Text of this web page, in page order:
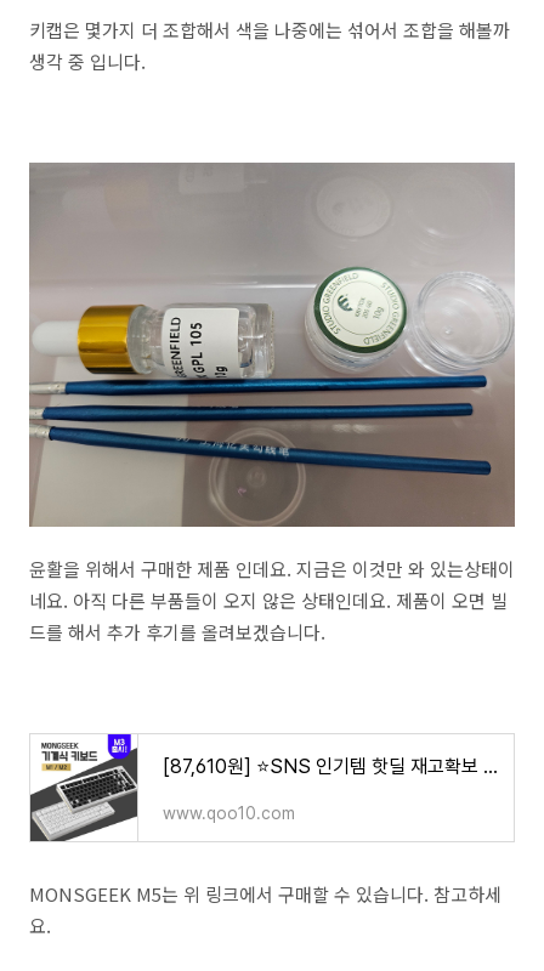
키캡은 몇가지 더 조합해서 색을 나중에는 섞어서 조합을 해볼까
생각 중 입니다.
윤활을 위해서 구매한 제품 인데요. 지금은 이것만 와 있는상태이
네요. 아직 다른 부품들이 오지 않은 상태인데요. 제품이 오면 빌
드를 해서 추가 후기를 올려보겠습니다.
[87,610원] ⭐SNS 인기템 핫딜 재고확보 ⭐MONSGEEK M3/M5출시 핫스왑 기계식키보드/중국 내수용 /Gasket
www.qoo10.com
MONSGEEK M5는 위 링크에서 구매할 수 있습니다. 참고하세
요.